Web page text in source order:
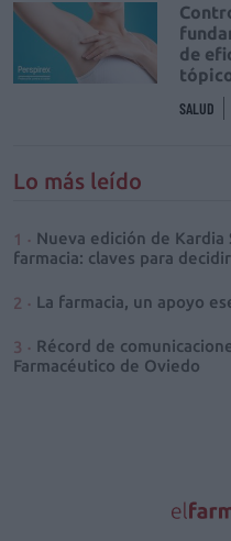
de
SALUD
Lo más leído
Nueva edición de
farmacia: claves para
La farmacia, un apoyo
Récord de
Farmacéutico de Oviedo